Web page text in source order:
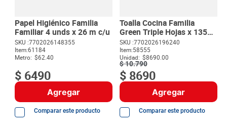
Papel Higiénico Familia
Familiar 4 unds x 26 m c/u
SKU :7702026148355
Item:61184
Metro: $62.40
$ 6490
Agregar
Comparar este producto
Toalla Cocina Familia
Green Triple Hojas x 135
Hojas
SKU :7702026196240
Item:58555
Unidad: $8690.00
$10.790
$ 8690
Agregar
Comparar este producto